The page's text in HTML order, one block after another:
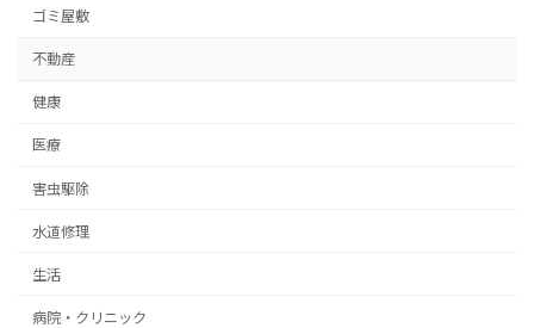
ー
ジ
送
り
ゴミ屋敷
不動産
健康
医療
害虫駆除
水道修理
生活
病院・クリニック